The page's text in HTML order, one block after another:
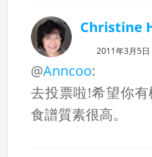
Christine
2011年3月5
@Anncoo:
去投票啦!希望你
食譜質素很高。